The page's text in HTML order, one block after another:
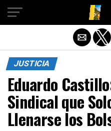
JUSTICIA
Eduardo
Sindical que
Llenarse los
Salir de la